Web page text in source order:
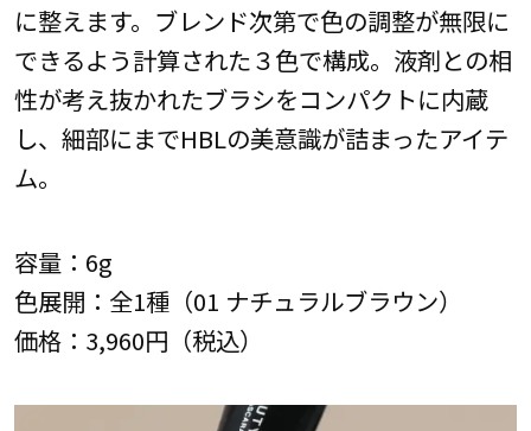
に整えます。ブレンド次第で色の調整が無限に
できるよう計算された３色で構成。液剤との相
性が考え抜かれたブラシをコンパクトに内蔵
し、細部にまでHBLの美意識が詰まったアイテ
ム。
容量：6g
色展開：全1種（01 ナチュラルブラウン）
価格：3,960円（税込）